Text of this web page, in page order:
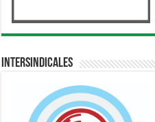
Intersindicales